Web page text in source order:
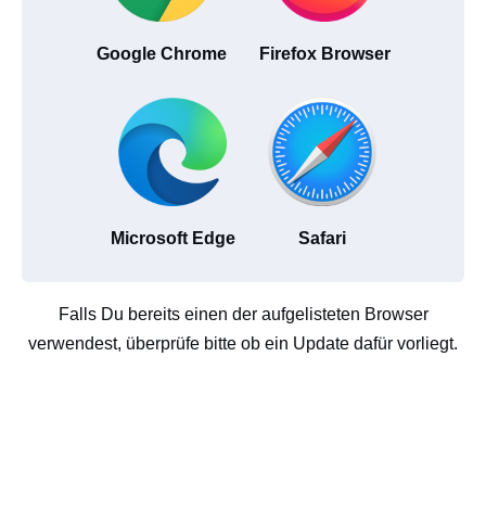
Google Chrome Firefox Browser
Microsoft Edge Safari
Falls Du bereits einen der aufgelisteten Browser
verwendest, überprüfe bitte ob ein Update dafür vorliegt.